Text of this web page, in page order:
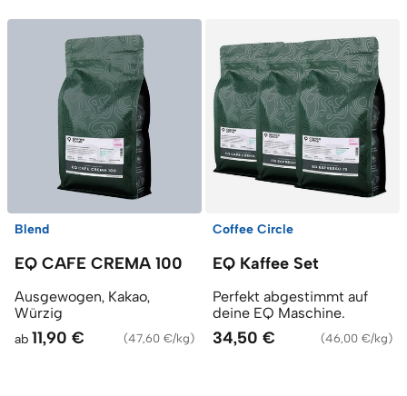
Blend
EQ CAFE CREMA 100
Ausgewogen, Kakao,
Würzig
ab 11,90 € (47,60 €/kg)
Coffee Circle
EQ Kaffee Set
Perfekt abgestimmt auf
deine EQ Maschine.
34,50 € (46,00 €/kg)